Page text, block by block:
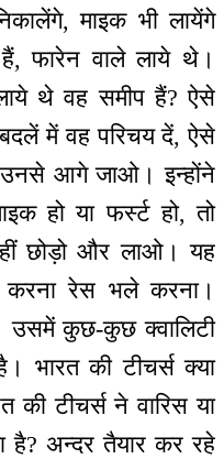
माइक भी लायेंगे
फारेन वाले लाये थे।
थे वह समीप हैं? ऐसे
में वह परिचय दें, ऐसे
उनसे आगे जाओ। इन्होंने
हो या फर्स्ट हो, तो
छोड़ो और लाओ। यह
करना रेस भले करना।
उसमें कुछ-कुछ क्वालिटी
भारत की टीचर्स क्या
की टीचर्स ने वारिस या
है? अन्दर तैयार कर रहे